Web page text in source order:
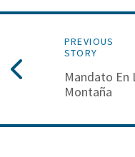
PREVIOUS
STORY
Mandato En
Montaña